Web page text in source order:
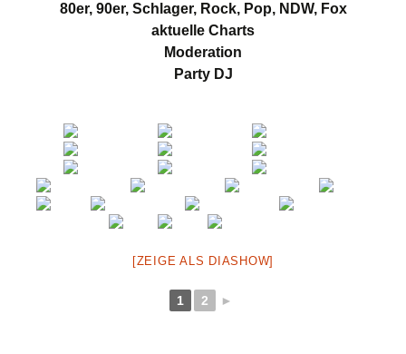
80er, 90er, Schlager, Rock, Pop, NDW, Fox
aktuelle Charts
Moderation
Party DJ
[ZEIGE ALS DIASHOW]
1 2 ►